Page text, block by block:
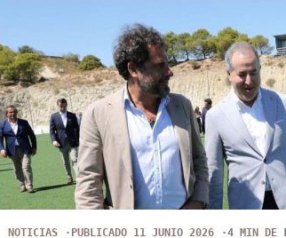
NOTICIAS PUBLICADO 11 JUNIO 2026
4 MIN DE